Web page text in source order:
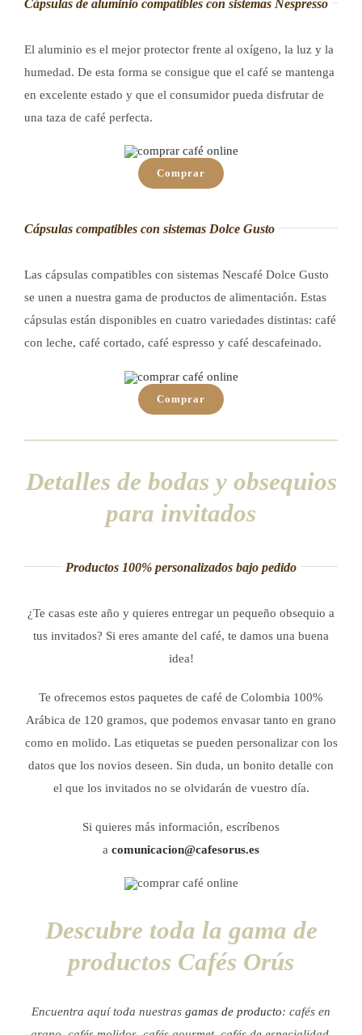
Cápsulas de aluminio compatibles con sistemas Nespresso
El aluminio es el mejor protector frente al oxígeno, la luz y la
humedad. De esta forma se consigue que el café se mantenga
en excelente estado y que el consumidor pueda disfrutar de
una taza de café perfecta.
Comprar
Cápsulas compatibles con sistemas Dolce Gusto
Las cápsulas compatibles con sistemas Nescafé Dolce Gusto
se unen a nuestra gama de productos de alimentación. Estas
cápsulas están disponibles en cuatro variedades distintas: café
con leche, café cortado, café espresso y café descafeinado.
Comprar
Detalles de bodas y obsequios
para invitados
Productos 100% personalizados bajo pedido
¿Te casas este año y quieres entregar un pequeño obsequio a
tus invitados? Si eres amante del café, te damos una buena
idea!
Te ofrecemos estos paquetes de café de Colombia 100%
Arábica de 120 gramos, que podemos envasar tanto en grano
como en molido. Las etiquetas se pueden personalizar con los
datos que los novios deseen. Sin duda, un bonito detalle con
el que los invitados no se olvidarán de vuestro día.
Si quieres más información, escríbenos
a comunicacion@cafesorus.es
Descubre toda la gama de
productos Cafés Orús
Encuentra aquí toda nuestras gamas de producto: cafés en